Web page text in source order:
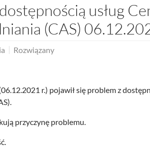
usług
(CAS)
Rozwiązany
r.) pojawił się problem z
przyczynę problemu.